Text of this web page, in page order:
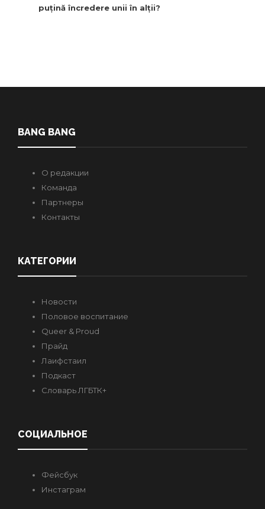
puțină încredere unii în alții?
BANG BANG
О редакции
Команда
Партнеры
Контакты
КАТЕГОРИИ
Новости
Половое воспитание
Queer & Proud
Прайд
Лаифстаил
Подкаст
Словарь ЛГБТК+
СОЦИАЛЬНОЕ
Фейсбук
Инстаграм